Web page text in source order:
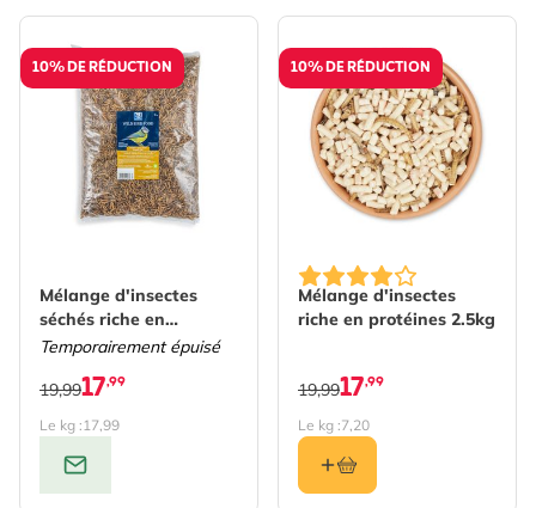
10% DE RÉDUCTION
Mélange d'insectes
séchés riche en
protéines 1kg
Temporairement épuisé
17,99
19,99
Le kg :17,99
10% DE RÉDUCTION
Mélange d'insectes
riche en protéines 2.5kg
17,99
19,99
Le kg :7,20